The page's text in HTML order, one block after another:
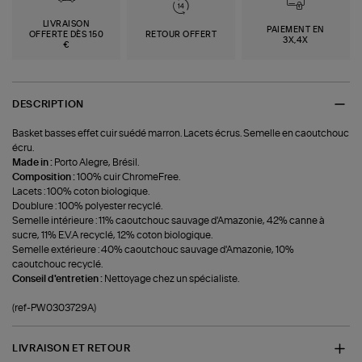
LIVRAISON
OFFERTE DÈS 150
€
RETOUR OFFERT
PAIEMENT EN
3X,4X
DESCRIPTION
Basket basses effet cuir suédé marron. Lacets écrus. Semelle en caoutchouc
écru.
Made in : Porto Alegre, Brésil.
Composition :100% cuir ChromeFree.
Lacets : 100% coton biologique.
Doublure : 100% polyester recyclé.
Semelle intérieure : 11% caoutchouc sauvage d'Amazonie, 42% canne à
sucre, 11% E.V.A recyclé, 12% coton biologique.
Semelle extérieure : 40% caoutchouc sauvage d'Amazonie, 10%
caoutchouc recyclé.
Conseil d'entretien : Nettoyage chez un spécialiste.
(ref-PW0303729A)
LIVRAISON ET RETOUR